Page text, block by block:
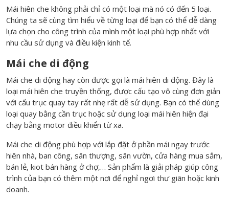
Mái hiên che không phải chỉ có một loại mà nó có đến 5 loại.
Chúng ta sẽ cùng tìm hiểu về từng loại để bạn có thể dễ dàng
lựa chọn cho công trình của mình một loại phù hợp nhất với
nhu cầu sử dụng và điều kiện kinh tế.
Mái che di động
Mái che di động hay còn được gọi là mái hiên di động. Đây là
loại mái hiên che truyền thống, được cấu tạo vô cùng đơn giản
với cấu trục quay tay rất nhẹ rất dễ sử dụng. Bạn có thể dùng
loại quay bằng cần trục hoặc sử dụng loại mái hiên hiện đại
chạy bằng motor điều khiển từ xa.
Mái che di động phù hợp với lắp đặt ở phần mái ngay trước
hiên nhà, ban công, sân thượng, sân vườn, cửa hàng mua sắm,
bán lẻ, kiot bán hàng ở chợ,… Sản phẩm là giải pháp giúp công
trình của bạn có thêm một nơi để nghỉ ngơi thư giãn hoặc kinh
doanh.